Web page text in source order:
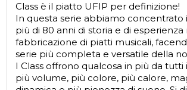
Class è il piatto UFIP per definizione!
In questa serie abbiamo concentrato
più di 80 anni di storia e di esperienza
fabbricazione di piatti musicali,
serie più completa e versatile della
I Class offrono qualcosa in più da tutti
più volume, più colore, più calore,